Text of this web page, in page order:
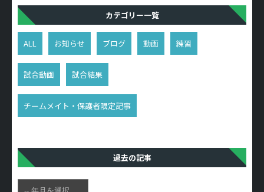
カテゴリー一覧
ALL お知らせ ブログ 動画 練習
試合動画 試合結果
チームメイト・保護者限定記事
過去の記事